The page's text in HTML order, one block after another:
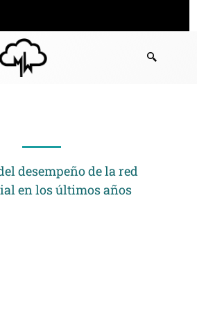
desempeño de la red
en los últimos años